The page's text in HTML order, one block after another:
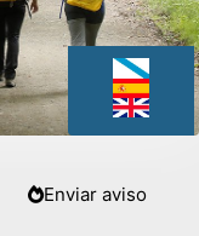
Enviar aviso